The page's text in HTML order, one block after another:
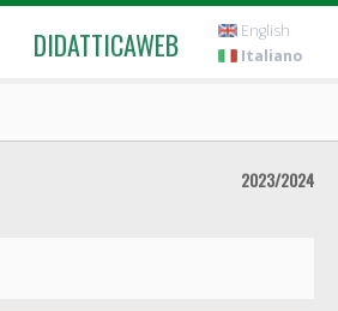
DIDATTICAWEB
English
Italiano
2023/2024